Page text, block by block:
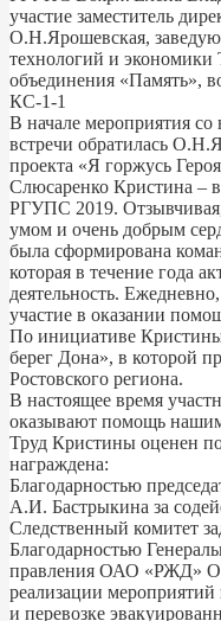
участие заместитель
О.Н.Ярошевская,
технологий и экономики
объединения «Память»,
КС-1-1
В начале мероприятия
встречи обратилась
проекта «Я горжусь
Слюсаренко Кристина –
РГУПС 2019.
умом и очень добрым
была сформирована
которая в течение года
деятельность.
участие в оказании
По инициативе
берег Дона», в которой
Ростовского региона.
В настоящее время
оказывают помощь
Труд Кристины оценен
награждена:
Благодарностью
А.И. Бастрыкина за
Следственный комитет
Благодарностью
правления ОАО «РЖД»
реализации
и перевозке